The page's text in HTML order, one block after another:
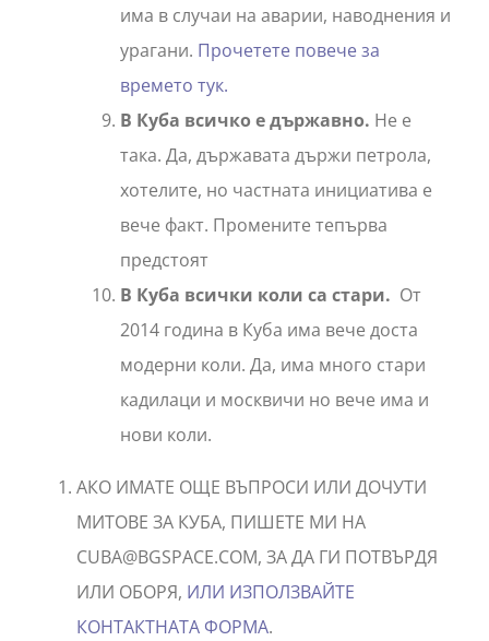
има в случаи на аварии, наводнения и
урагани. Прочетете повече за
времето тук.
В Куба всичко е държавно. Не е
така. Да, държавата държи петрола,
хотелите, но частната инициатива е
вече факт. Промените тепърва
предстоят
В Куба всички коли са стари. От
2014 година в Куба има вече доста
модерни коли. Да, има много стари
кадилаци и москвичи но вече има и
нови коли.
АКО ИМАТЕ ОЩЕ ВЪПРОСИ ИЛИ ДОЧУТИ
МИТОВЕ ЗА КУБА, ПИШЕТЕ МИ НА
CUBA@BGSPACE.COM, ЗА ДА ГИ ПОТВЪРДЯ
ИЛИ ОБОРЯ, ИЛИ ИЗПОЛЗВАЙТЕ
КОНТАКТНАТА ФОРМА.